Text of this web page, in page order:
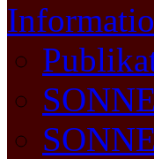
SONNE